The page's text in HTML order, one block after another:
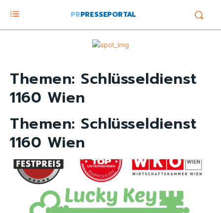
PRPRESSEPORTAL
Themen: Schlüsseldienst
1160 Wien
Themen: Schlüsseldienst
1160 Wien